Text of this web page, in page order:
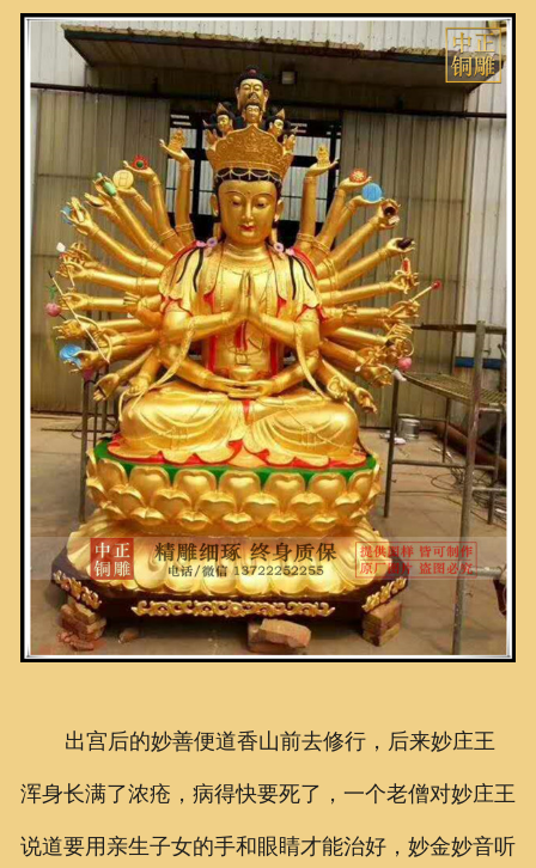
出宫后的妙善便道香山前去修行，后来妙庄王
浑身长满了浓疮，病得快要死了，一个老僧对妙庄王
说道要用亲生子女的手和眼睛才能治好，妙金妙音听